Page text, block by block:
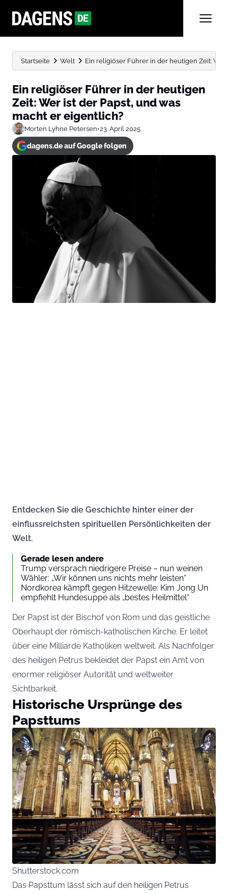
Startseite Welt Ein religiöser Führer in der heutigen Zeit: Wer
Ein religiöser Führer in der heutigen
Zeit: Wer ist der Papst, und was
macht er eigentlich?
Morten Lyhne Petersen•23. April 2025
dagens.de auf Google folgen
Entdecken Sie die Geschichte hinter einer der
einflussreichsten spirituellen Persönlichkeiten der
Welt.
Gerade lesen andere
Trump versprach niedrigere Preise – nun weinen
Wähler: „Wir können uns nichts mehr leisten“
Nordkorea kämpft gegen Hitzewelle: Kim Jong Un
empfiehlt Hundesuppe als „bestes Heilmittel“
Der Papst ist der Bischof von Rom und das geistliche
Oberhaupt der römisch-katholischen Kirche. Er leitet
über eine Milliarde Katholiken weltweit. Als Nachfolger
des heiligen Petrus bekleidet der Papst ein Amt von
enormer religiöser Autorität und weltweiter
Sichtbarkeit.
Historische Ursprünge des
Papsttums
Shutterstock.com
Das Papsttum lässt sich auf den heiligen Petrus